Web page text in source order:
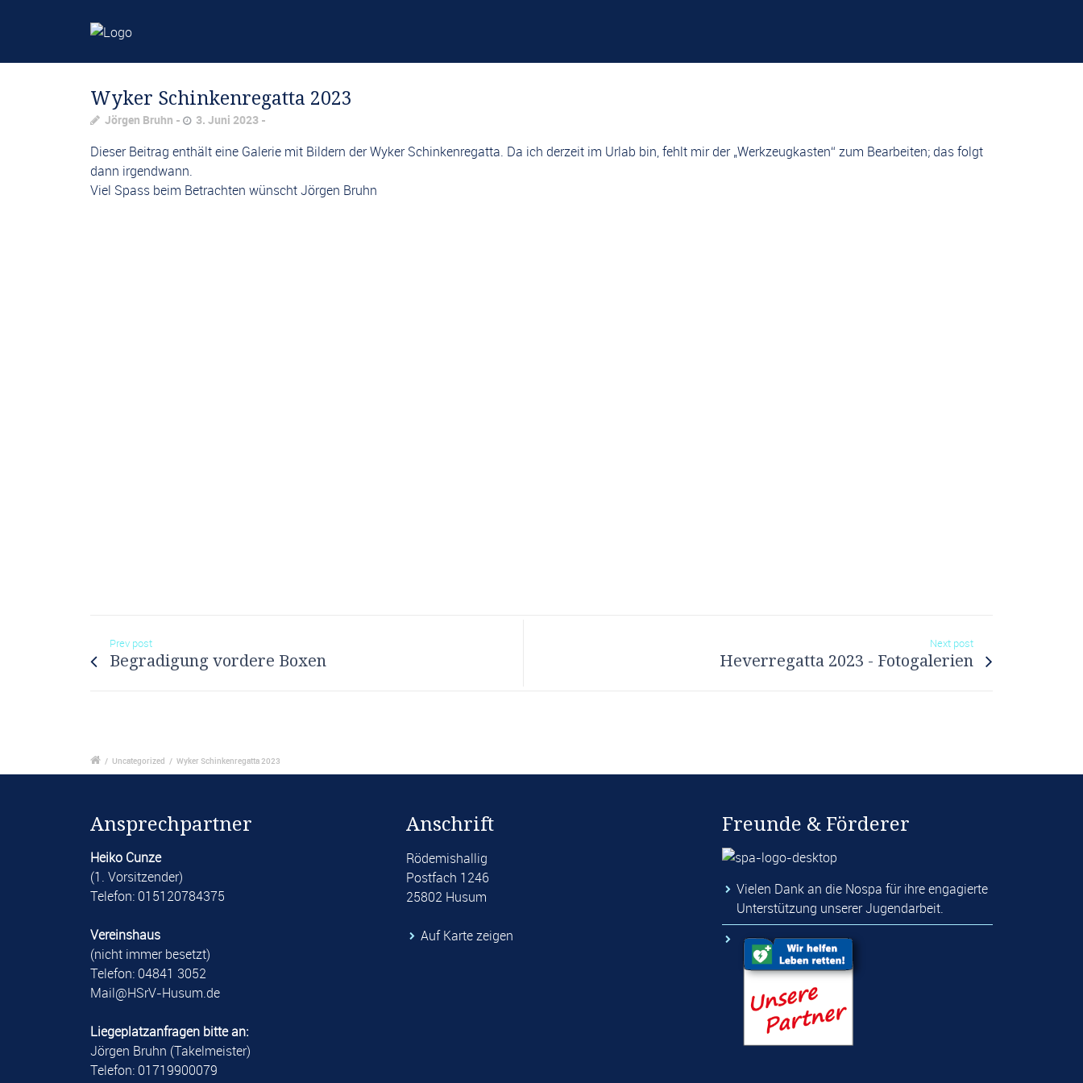
Wyker Schinkenregatta 2023
Jörgen Bruhn 3. Juni 2023
Dieser Beitrag enthält eine Galerie mit Bildern der Wyker Schinkenregatta. Da ich derzeit im Urlab bin, fehlt mir der „Werkzeugkasten“ zum Bearbeiten; das folgt
dann irgendwann.
Viel Spass beim Betrachten wünscht Jörgen Bruhn
Prev post
Begradigung vordere Boxen
Next post
Heverregatta 2023 - Fotogalerien
/ Uncategorized / Wyker Schinkenregatta 2023
Ansprechpartner
Heiko Cunze
(1. Vorsitzender)
Telefon: 015120784375
Vereinshaus
(nicht immer besetzt)
Telefon: 04841 3052
​Mail@HSrV-Husum.de​
Liegeplatzanfragen bitte an:
Jörgen Bruhn (Takelmeister)
Telefon: 01719900079
Anschrift
Rödemishallig
Postfach 1246
25802 Husum
Auf Karte zeigen
Freunde & Förderer
Vielen Dank an die Nospa für ihre engagierte
Unterstützung unserer Jugendarbeit.